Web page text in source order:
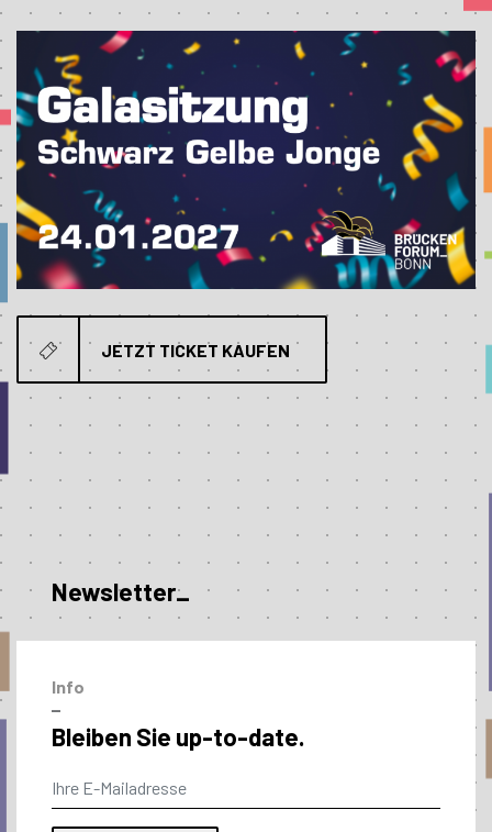
JETZT TICKET KAUFEN
Newsletter_
Info
–
Bleiben Sie up-to-date.